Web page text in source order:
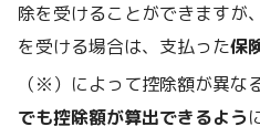
除を受けることができますが
を受ける場合は、支払った保
（※）によって控除額が異な
でも控除額が算出できるよう